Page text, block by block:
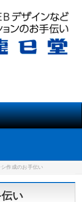
作成のお手伝い
い